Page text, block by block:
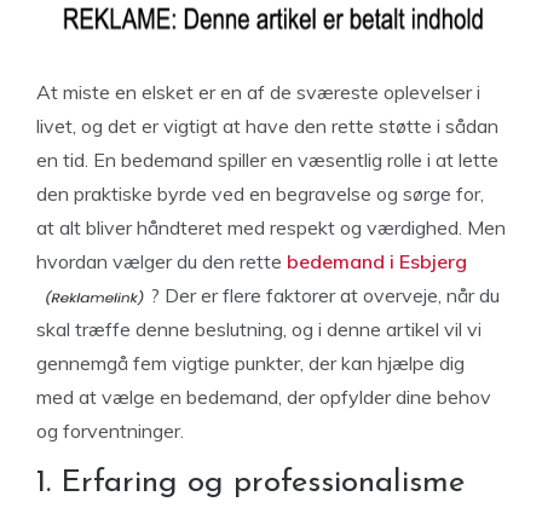
At miste en elsket er en af de sværeste oplevelser i
livet, og det er vigtigt at have den rette støtte i sådan
en tid. En bedemand spiller en væsentlig rolle i at lette
den praktiske byrde ved en begravelse og sørge for,
at alt bliver håndteret med respekt og værdighed. Men
hvordan vælger du den rette bedemand i Esbjerg
? Der er flere faktorer at overveje, når du
skal træffe denne beslutning, og i denne artikel vil vi
gennemgå fem vigtige punkter, der kan hjælpe dig
med at vælge en bedemand, der opfylder dine behov
og forventninger.
1. Erfaring og professionalisme